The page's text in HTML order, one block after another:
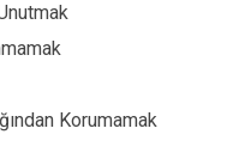
Korumamak